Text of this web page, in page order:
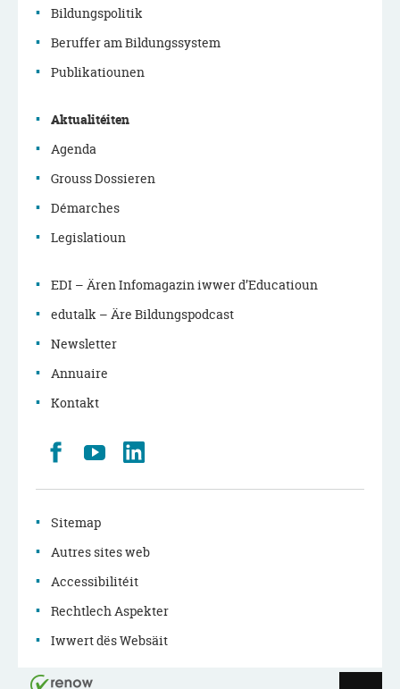
Menu
de
navigation
principale
Bildungspolitik
Beruffer am Bildungssystem
Publikatiounen
Aktualitéiten
Agenda
Grouss Dossieren
Démarches
Legislatioun
EDI – Ären Infomagazin iwwer d’Educatioun
edutalk – Äre Bildungspodcast
Newsletter
Annuaire
Kontakt
Retrouvez
nous
Youtube
Sitemap
Autres sites web
Accessibilitéit
Rechtlech Aspekter
Iwwert dës Websäit